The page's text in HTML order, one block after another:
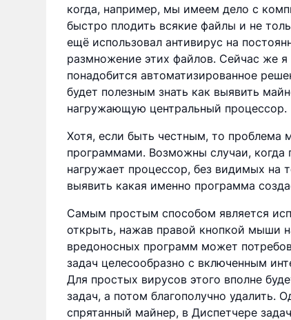
когда, например, мы имеем дело с
быстро плодить всякие файлы и не
ещё использовал антивирус на
размножение этих файлов. Сейчас же я
понадобится автоматизированное
будет полезным знать как выявить
нагружающую центральный процессор.
Хотя, если быть честным, то проблема
программами. Возможны случаи, когда
нагружает процессор, без видимых на
выявить какая именно программа
Самым простым способом является
открыть, нажав правой кнопкой мыши
вредоносных программ может
задач целесообразно с включенным
Для простых вирусов этого вполне
задач, а потом благополучно удалить.
спрятанный майнер, в Диспетчере